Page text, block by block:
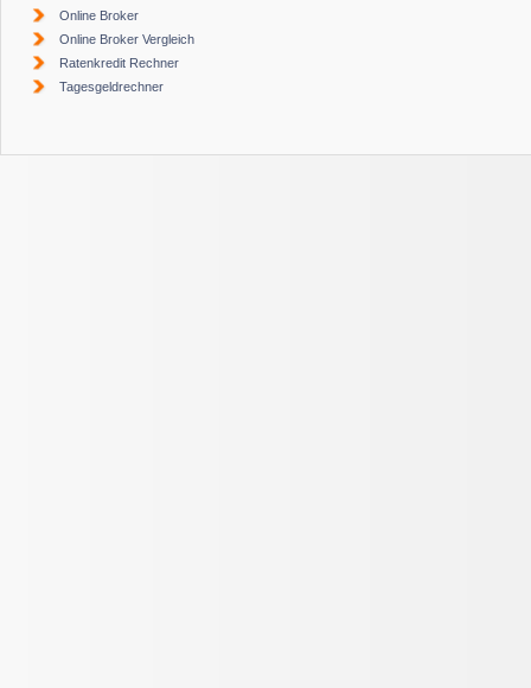
Online Broker
Online Broker Vergleich
Ratenkredit Rechner
Tagesgeldrechner